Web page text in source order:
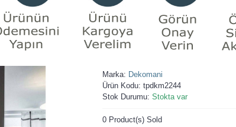
Marka: Dekomani
Ürün Kodu: tpdkm2244
Stok Durumu: Stokta var
0 Product(s) Sold